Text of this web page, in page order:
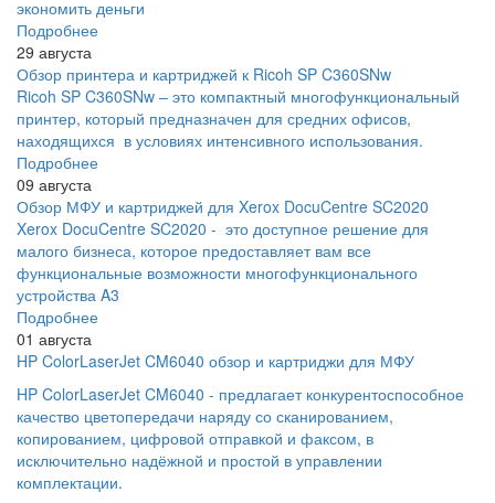
экономить деньги
Подробнее
29 августа
Обзор принтера и картриджей к Ricoh SP C360SNw
Ricoh SP C360SNw – это компактный многофункциональный
принтер, который предназначен для средних офисов,
находящихся в условиях интенсивного использования.
Подробнее
09 августа
Обзор МФУ и картриджей для Xerox DocuCentre SC2020
Xerox DocuCentre SC2020 - это доступное решение для
малого бизнеса, которое предоставляет вам все
функциональные возможности многофункционального
устройства A3
Подробнее
01 августа
HP ColorLaserJet CM6040 обзор и картриджи для МФУ
HP ColorLaserJet CM6040 - предлагает конкурентоспособное
качество цветопередачи наряду со сканированием,
копированием, цифровой отправкой и факсом, в
исключительно надёжной и простой в управлении
комплектации.